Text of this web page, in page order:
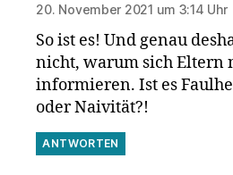
20. November 2021 um 3:14 Uhr
So ist es! Und genau
nicht, warum sich Eltern
informieren. Ist es
oder Naivität?!
ANTWORTEN